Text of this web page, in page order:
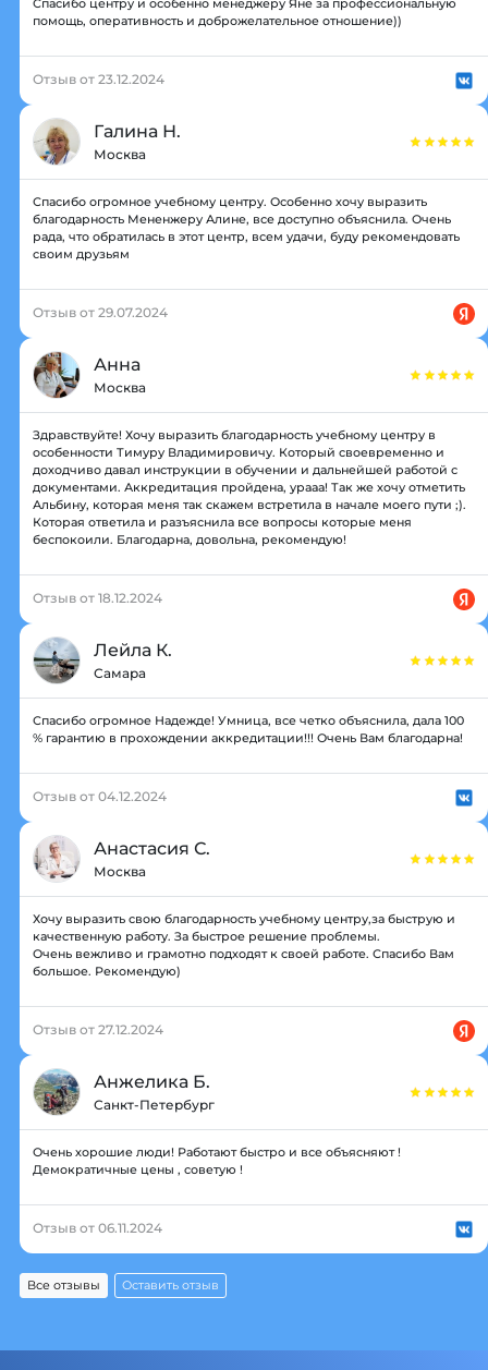
помощь, оперативность и доброжелательное отношение))
Отзыв от 23.12.2024
Галина Н.
Москва
Спасибо огромное учебному центру. Особенно хочу выразить
благодарность Мененжеру Алине, все доступно объяснила. Очень
рада, что обратилась в этот центр, всем удачи, буду рекомендовать
своим друзьям
Отзыв от 29.07.2024
Анна
Москва
Здравствуйте! Хочу выразить благодарность учебному центру в
особенности Тимуру Владимировичу. Который своевременно и
доходчиво давал инструкции в обучении и дальнейшей работой с
документами. Аккредитация пройдена, урааа! Так же хочу отметить
Альбину, которая меня так скажем встретила в начале моего пути ;).
Которая ответила и разъяснила все вопросы которые меня
беспокоили. Благодарна, довольна, рекомендую!
Отзыв от 18.12.2024
Лейла К.
Самара
Спасибо огромное Надежде! Умница, все четко объяснила, дала 100
% гарантию в прохождении аккредитации!!! Очень Вам благодарна!
Отзыв от 04.12.2024
Анастасия С.
Москва
Хочу выразить свою благодарность учебному центру,за быструю и
качественную работу. За быстрое решение проблемы.
Очень вежливо и грамотно подходят к своей работе. Спасибо Вам
большое. Рекомендую)
Отзыв от 27.12.2024
Анжелика Б.
Санкт-Петербург
Очень хорошие люди! Работают быстро и все объясняют !
Демократичные цены , советую !
Отзыв от 06.11.2024
Все отзывы Оставить отзыв